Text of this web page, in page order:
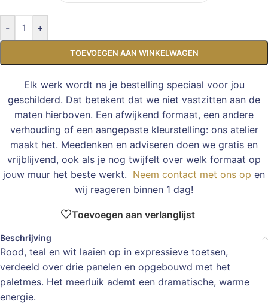
- +
TOEVOEGEN AAN WINKELWAGEN
Elk werk wordt na je bestelling speciaal voor jou
geschilderd. Dat betekent dat we niet vastzitten aan de
maten hierboven. Een afwijkend formaat, een andere
verhouding of een aangepaste kleurstelling: ons atelier
maakt het. Meedenken en adviseren doen we gratis en
vrijblijvend, ook als je nog twijfelt over welk formaat op
jouw muur het beste werkt. Neem contact met ons op en
wij reageren binnen 1 dag!
Toevoegen aan verlanglijst
Beschrijving
Rood, teal en wit laaien op in expressieve toetsen,
verdeeld over drie panelen en opgebouwd met het
paletmes. Het meerluik ademt een dramatische, warme
energie.